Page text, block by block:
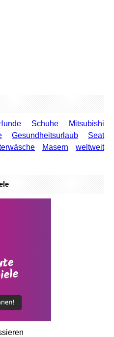
Schuhe
Mitsubishi
Gesundheitsurlaub
Seat
Masern
weltweit